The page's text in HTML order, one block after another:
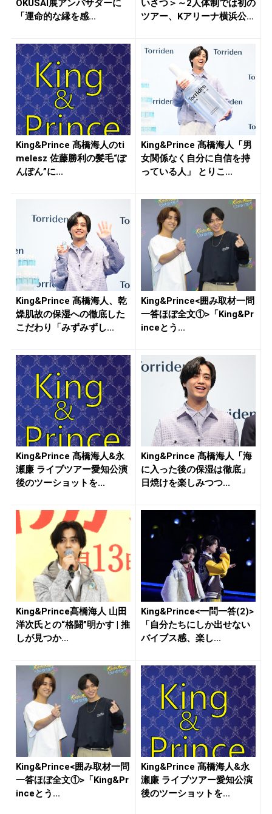
OKUSAI展アンバサダーに
「運命的な縁を感...
いさつ＞～2人体制では初の
ツアー、Kアリーナ横浜公演
King&Prince 髙橋海人のti
melesz 佐藤勝利の髪毛“ぽ
んぽん”に...
King&Prince 髙橋海人「男
女関係なく自分に自信を持
っている人」 とりこ...
King&Prince 髙橋海人、乾
燥肌故の保湿への徹底した
こだわり「みずみずし...
King&Prince<囲み取材一問
一答ほぼ全文①>「King&Pr
inceとう...
King&Prince 髙橋海人&永
瀬廉 ライブツアー愛知公演
後のツーショットを...
King&Prince 髙橋海人「海
に入った後の保湿は徹底」
日焼けを楽しみつつ...
King&Prince髙橋海人 山田
洋次氏との“格闘”明かす | 推
しが見つか...
King&Prince<一問一答(2)>
「自分たちにしか出せない
バイブス感、楽し...
King&Prince<囲み取材一問
一答ほぼ全文①>「King&Pr
inceとう...
King&Prince 髙橋海人&永
瀬廉 ライブツアー愛知公演
後のツーショットを...